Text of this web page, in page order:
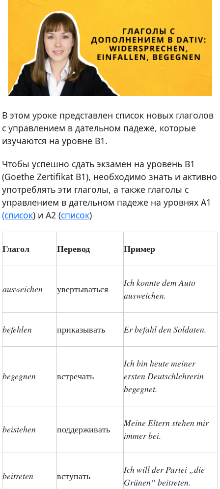
В этом уроке представлен список новых глаголов
с управлением в дательном падеже, которые
изучаются на уровне В1.
Чтобы успешно сдать экзамен на уровень В1
(Goethe Zertifikat B1), необходимо знать и активно
употреблять эти глаголы, а также глаголы с
управлением в дательном падеже на уровнях А1
(список) и А2 (список)
Глагол Перевод Пример
ausweichen увертываться
Ich konnte dem Auto
ausweichen.
befehlen приказывать Er befahl den Soldaten.
begegnen встречать
Ich bin heute meiner
ersten Deutschlehrerin
begegnet.
beistehen поддерживать
Meine Eltern stehen mir
immer bei.
beitreten вступать
Ich will der Partei „die
Grünen“ beitreten.